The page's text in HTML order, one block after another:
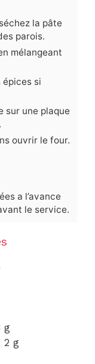
la pâte
parois.
mélangeant
épices si
sur une plaque
ouvrir le four.
a l’avance
le service.
g
2 g